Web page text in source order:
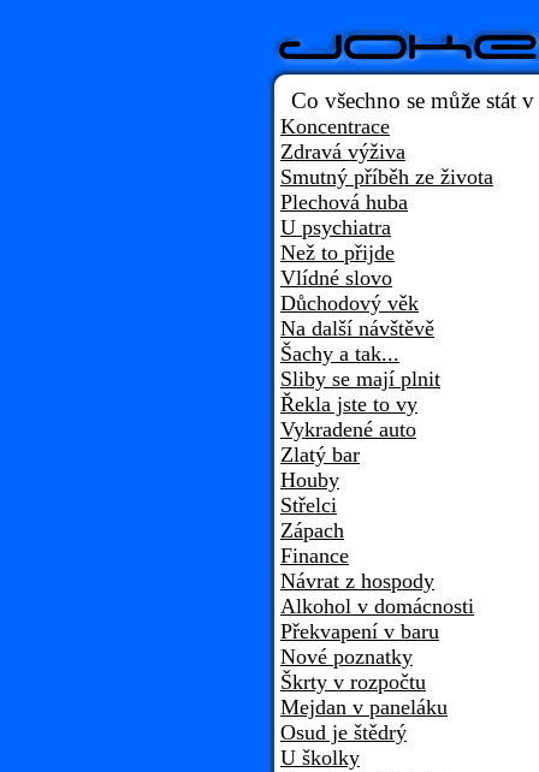
Co všechno se může stát
Koncentrace
Zdravá výživa
Smutný příběh ze života
Plechová huba
U psychiatra
Než to přijde
Vlídné slovo
Důchodový věk
Na další návštěvě
Šachy a tak...
Sliby se mají plnit
Řekla jste to vy
Vykradené auto
Zlatý bar
Houby
Střelci
Zápach
Finance
Návrat z hospody
Alkohol v domácnosti
Překvapení v baru
Nové poznatky
Škrty v rozpočtu
Mejdan v paneláku
Osud je štědrý
U školky